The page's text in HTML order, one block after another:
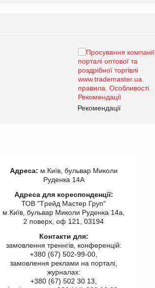
Рекомендації
Адреса: м.Київ, бульвар Миколи
Руденка 14А
Адреса для кореспонденції:
ТОВ "Tрейд Мастер Груп"
м.Київ, бульвар Миколи Руденка 14а,
2 поверх, оф 121, 03194
Контакти для:
замовлення треннгів, конференцій:
+380 (67) 502-99-00,
замовлення реклами на порталі,
журналах:
+380 (67) 502 30 13,